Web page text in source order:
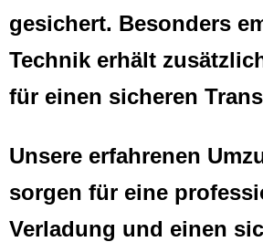
gesichert. Besonders
Technik erhält
für einen sicheren
Unsere erfahrenen
sorgen für eine
Verladung und einen